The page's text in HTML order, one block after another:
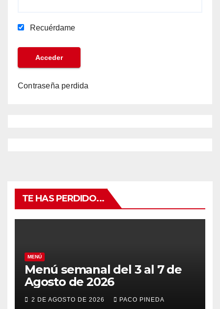
Recuérdame
Contraseña perdida
TE HAS PERDIDO...
MENÚ
Menú semanal del 3 al 7 de
Agosto de 2026
2 DE AGOSTO DE 2026 PACO PINEDA